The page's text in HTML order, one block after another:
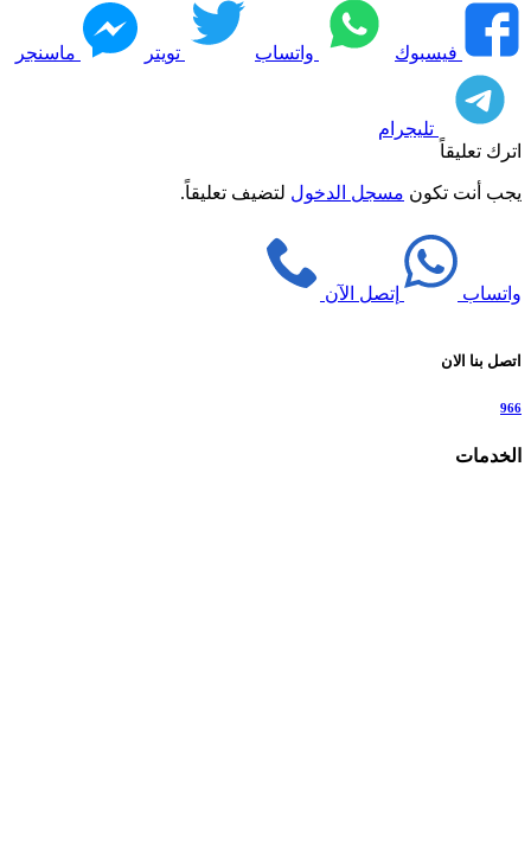
فيسبوك واتساب تويتر ماسنجر
تليجرام
اترك تعليقاً
يجب أنت تكون مسجل الدخول لتضيف تعليقاً.
واتساب إتصل الآن
اتصل بنا الان
966
الخدمات